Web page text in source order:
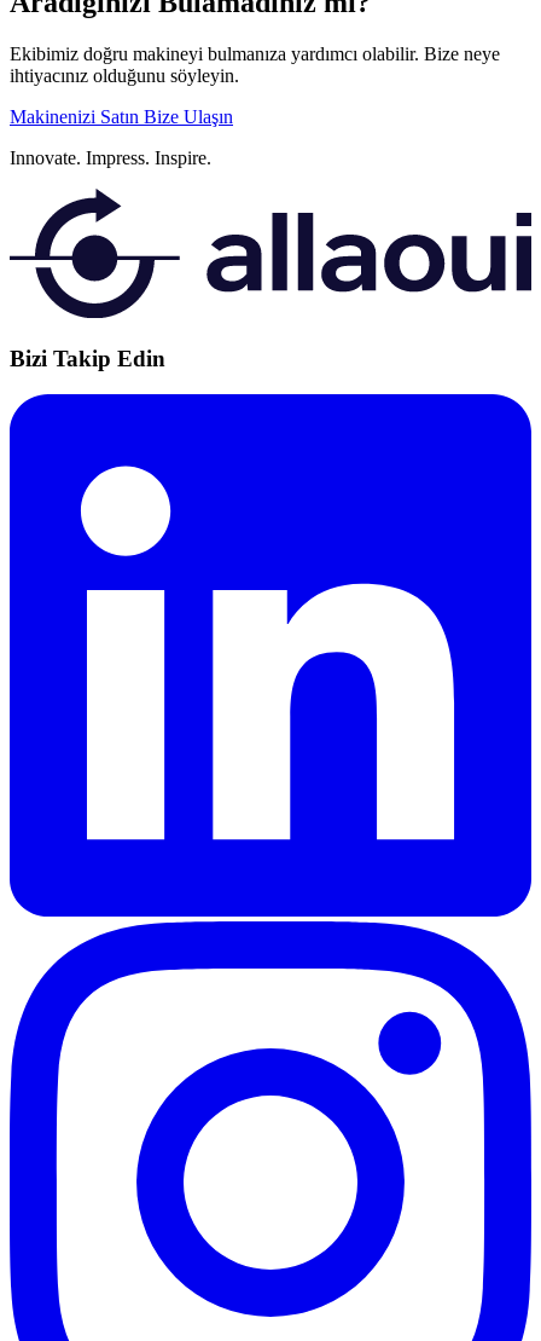
Ekibimiz doğru makineyi bulmanıza yardımcı olabilir. Bize neye
ihtiyacınız olduğunu söyleyin.
Makinenizi Satın Bize Ulaşın
Innovate. Impress. Inspire.
Bizi Takip Edin